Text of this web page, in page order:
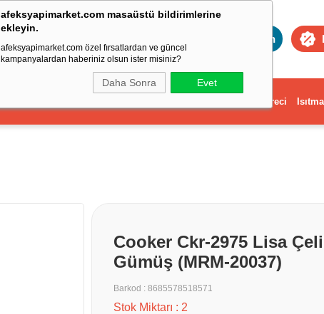
afeksyapimarket.com masaüstü bildirimlerine
ekleyin.
afeksyapimarket.com özel fırsatlardan ve güncel
kampanyalardan haberiniz olsun ister misiniz?
Daha Sonra Evet
Toptan
Dekorasyon ve Ev Gereci
Cooker Ckr-2975 Lisa
Gümüş (MRM-20037)
Barkod : 8685578518571
Stok Miktarı : 2